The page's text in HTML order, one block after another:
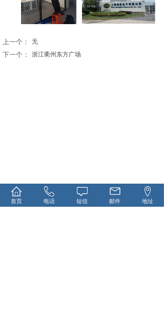
上一个： 无
下一个： 浙江衢州东方广场
首页 电话 短信 邮件 地址